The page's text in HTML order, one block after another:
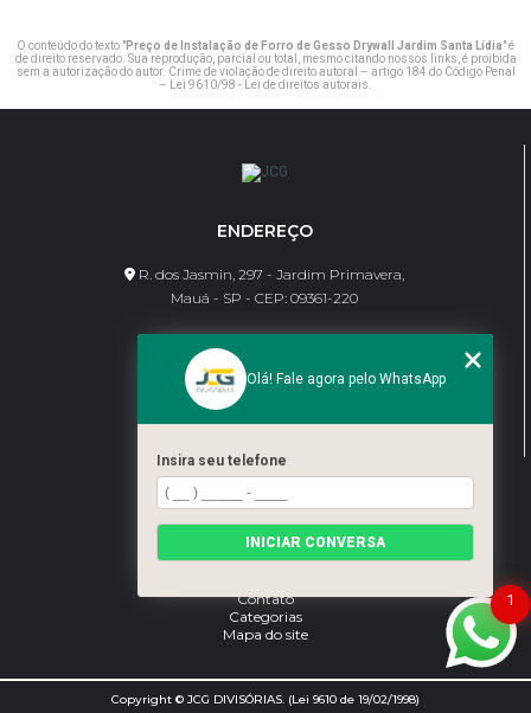
O conteúdo do texto "Preço de Instalação de Forro de Gesso Drywall Jardim Santa Lídia" é
de direito reservado. Sua reprodução, parcial ou total, mesmo citando nossos links, é proibida
sem a autorização do autor. Crime de violação de direito autoral – artigo 184 do Código Penal
–
Lei 9610/98 - Lei de direitos autorais
ENDEREÇO
R. dos Jasmin, 297 - Jardim Primavera,
Mauá - SP - CEP: 09361-220
CONTATO
(11) 95462-8630
bene@jcgdivisorias.com
Home
Sobre Nós
Serviços
Contato
Categorias
Mapa do site
Copyright © JCG DIVISÓRIAS. (Lei 9610 de 19/02/1998)
1
Olá! Fale agora pelo WhatsApp
Insira seu telefone
INICIAR CONVERSA